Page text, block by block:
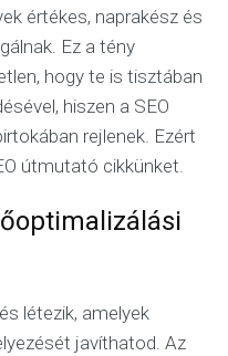
értékes, naprakész és
Ez a tény
hogy te is tisztában
hiszen a SEO
rejlenek. Ezért
útmutató cikkünket.
létezik, amelyek
javíthatod. Az